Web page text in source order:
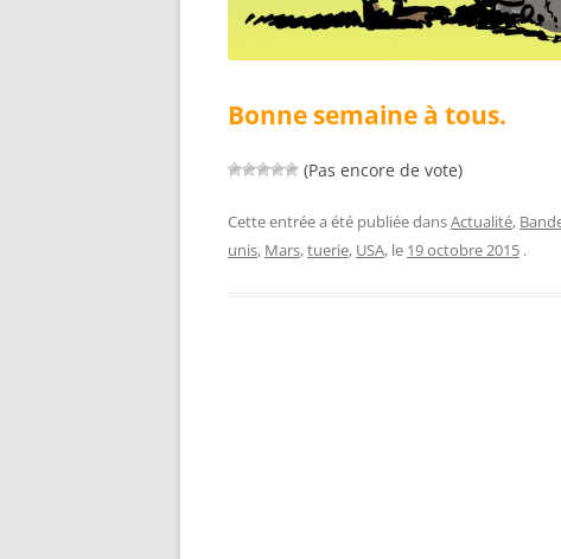
Bonne semaine à tous.
(Pas encore de vote)
Cette entrée a été publiée dansActualité,
unis, Mars,tuerie, USA, le 19 octobre 2015 .